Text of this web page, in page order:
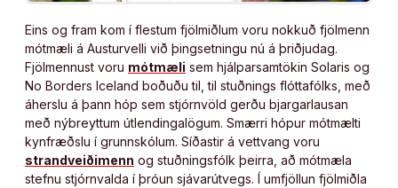
Eins og fram kom í flestum fjölmiðlum voru nokkuð fjölmenn
mótmæli á Austurvelli við þingsetningu nú á þriðjudag.
Fjölmennust voru mótmæli sem hjálparsamtökin Solaris og
No Borders Iceland boðuðu til, til stuðnings flóttafólks, með
áherslu á þann hóp sem stjórnvöld gerðu bjargarlausan
með nýbreyttum útlendingalögum. Smærri hópur mótmælti
kynfræðslu í grunnskólum. Síðastir á vettvang voru
strandveiðimenn og stuðningsfólk þeirra, að mótmæla
stefnu stjórnvalda í þróun sjávarútvegs. Í umfjöllun fjölmiðla